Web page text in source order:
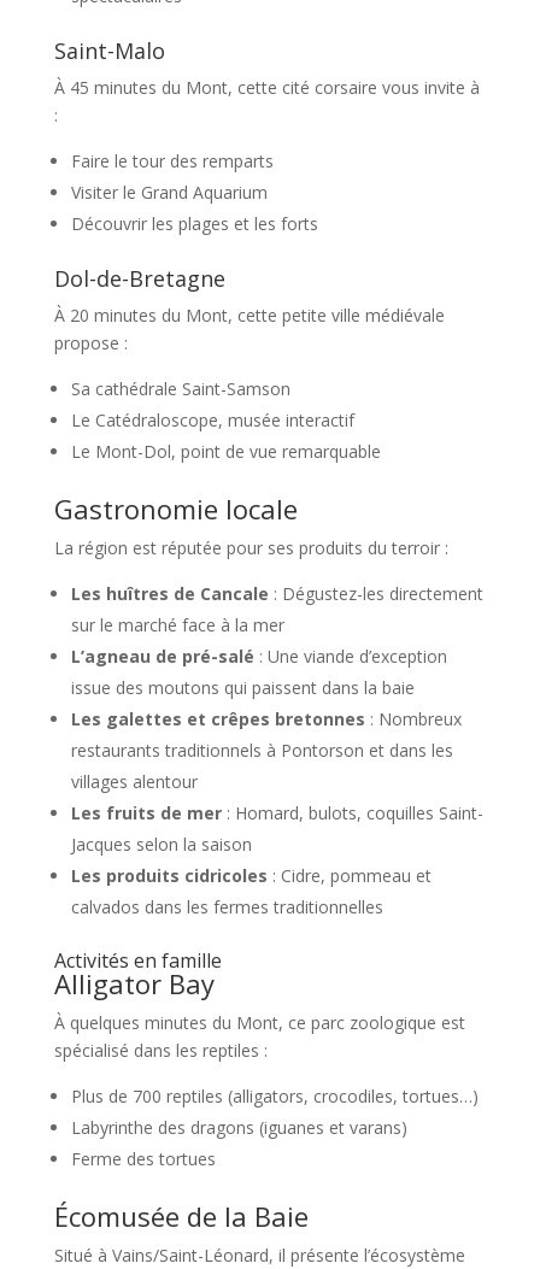
Saint-Malo
À 45 minutes du Mont, cette cité corsaire vous invite à
:
Faire le tour des remparts
Visiter le Grand Aquarium
Découvrir les plages et les forts
Dol-de-Bretagne
À 20 minutes du Mont, cette petite ville médiévale
propose :
Sa cathédrale Saint-Samson
Le Catédraloscope, musée interactif
Le Mont-Dol, point de vue remarquable
Gastronomie locale
La région est réputée pour ses produits du terroir :
Les huîtres de Cancale : Dégustez-les directement
sur le marché face à la mer
L’agneau de pré-salé : Une viande d’exception
issue des moutons qui paissent dans la baie
Les galettes et crêpes bretonnes : Nombreux
restaurants traditionnels à Pontorson et dans les
villages alentour
Les fruits de mer: Homard, bulots, coquilles Saint-
Jacques selon la saison
Les produits cidricoles : Cidre, pommeau et
calvados dans les fermes traditionnelles
Activités en famille
Alligator Bay
À quelques minutes du Mont, ce parc zoologique est
spécialisé dans les reptiles :
Plus de 700 reptiles (alligators, crocodiles, tortues…)
Labyrinthe des dragons (iguanes et varans)
Ferme des tortues
Écomusée de la Baie
Situé à Vains/Saint-Léonard, il présente l’écosystème